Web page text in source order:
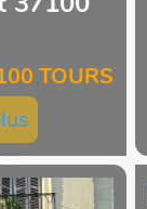
TOURS